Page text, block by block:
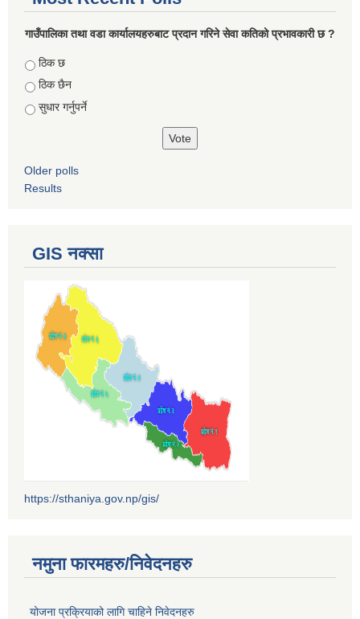
गाउँपालिका तथा वडा कार्यालयहरुबाट प्रदान गरिने सेवा कतिको प्रभावकारी छ ?
Choices
ठिक छ
ठिक छैन
सुधार गर्नुपर्ने
Older polls
Results
GIS नक्सा
https://sthaniya.gov.np/gis/
नमुना फारमहरु/निवेदनहरु
योजना प्रक्रियाको लागि चाहिने निवेदनहरु